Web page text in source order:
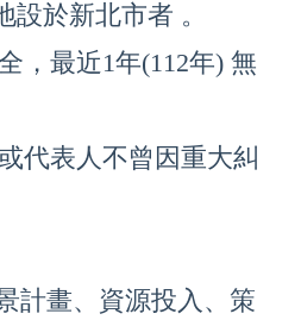
設於新北市者 。
，最近1年(112年) 無
代表人不曾因重大糾
計畫、資源投入、策